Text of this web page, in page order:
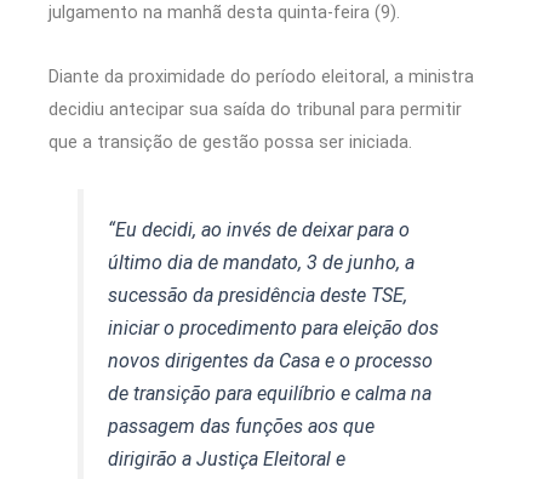
julgamento na manhã desta quinta-feira (9).
Diante da proximidade do período eleitoral, a ministra
decidiu antecipar sua saída do tribunal para permitir
que a transição de gestão possa ser iniciada.
“Eu decidi, ao invés de deixar para o
último dia de mandato, 3 de junho, a
sucessão da presidência deste TSE,
iniciar o procedimento para eleição dos
novos dirigentes da Casa e o processo
de transição para equilíbrio e calma na
passagem das funções aos que
dirigirão a Justiça Eleitoral e